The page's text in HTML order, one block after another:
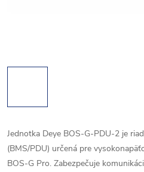
Jednotka Deye BOS-G-PDU-2 je
(BMS/PDU) určená pre
BOS-G Pro. Zabezpečuje